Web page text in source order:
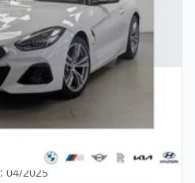
Sport DA PA HUD
(145 kW)
04/2025